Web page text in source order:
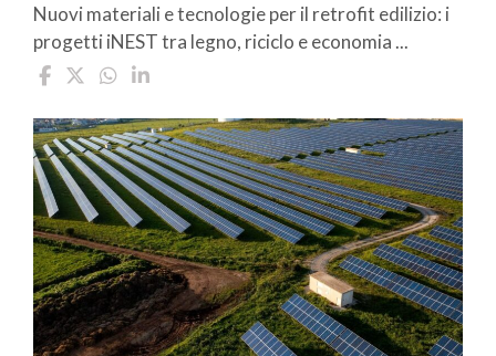
Nuovi materiali e tecnologie per il retrofit edilizio: i
progetti iNEST tra legno, riciclo e economia ...